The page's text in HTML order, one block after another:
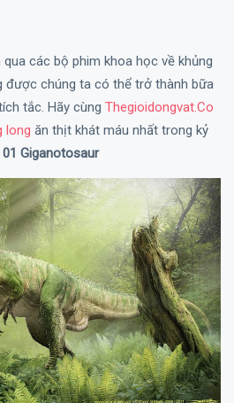
các bộ phim khoa học về khủng
được chúng ta có thể trở thành bữa
tắc. Hãy cùng Thegioidongvat.Co
long ăn thịt khát máu nhất trong kỷ
01 Giganotosaur